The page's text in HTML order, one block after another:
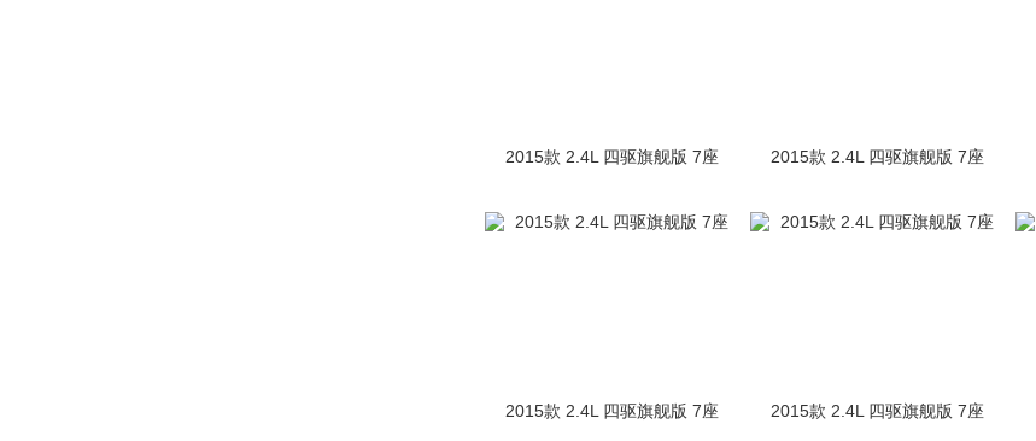
2015款 2.4L 四驱旗舰版 7座 2015款 2.4L 四驱旗舰版 7座
2015款 2.4L 四驱旗舰版 7座 2015款 2.4L 四驱旗舰版 7座